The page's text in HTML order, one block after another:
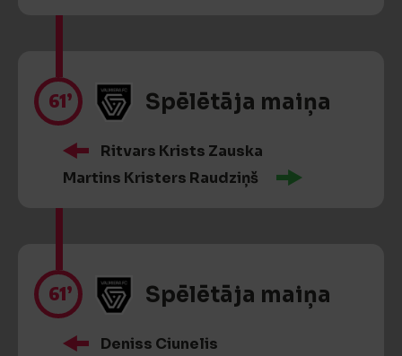
61’ Spēlētāja maiņa
Ritvars Krists Zauska
Martins Kristers Raudziņš
61’ Spēlētāja maiņa
Deniss Ciunelis